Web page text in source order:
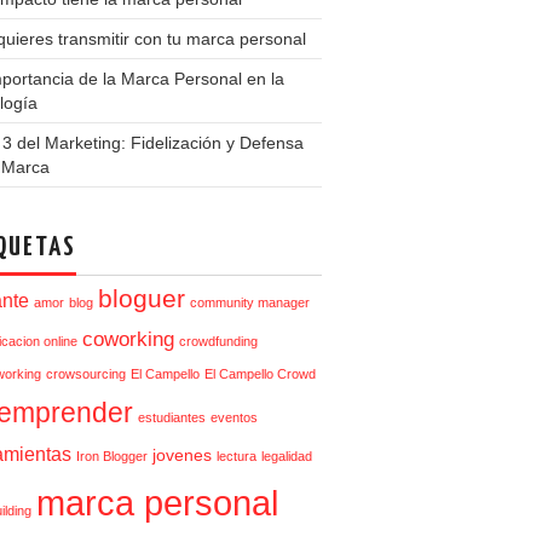
transmitir con tu marca personal
de la Marca Personal en la
del Marketing: Fidelización y Defensa
amor blog bloguer community manager
online coworking crowdfunding
crowsourcing El Campello El Campello Crowd
estudiantes eventos
Iron Blogger jovenes lectura legalidad
marca personal